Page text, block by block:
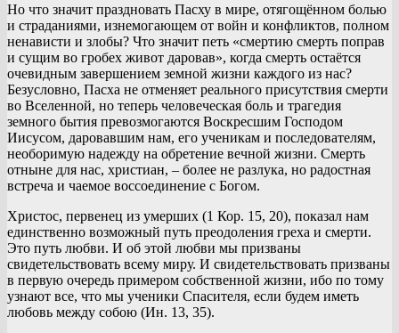
Но что значит праздновать Пасху в мире, отягощённом болью
и страданиями, изнемогающем от войн и конфликтов, полном
ненависти и злобы? Что значит петь «смертию смерть поправ
и сущим во гробех живот даровав», когда смерть остаётся
очевидным завершением земной жизни каждого из нас?
Безусловно, Пасха не отменяет реального присутствия смерти
во Вселенной, но теперь человеческая боль и трагедия
земного бытия превозмогаются Воскресшим Господом
Иисусом, даровавшим нам, его ученикам и последователям,
необоримую надежду на обретение вечной жизни. Смерть
отныне для нас, христиан, – более не разлука, но радостная
встреча и чаемое воссоединение с Богом.
Христос, первенец из умерших (1 Кор. 15, 20), показал нам
единственно возможный путь преодоления греха и смерти.
Это путь любви. И об этой любви мы призваны
свидетельствовать всему миру. И свидетельствовать призваны
в первую очередь примером собственной жизни, ибо по тому
узнают все, что мы ученики Спасителя, если будем иметь
любовь между собою (Ин. 13, 35).